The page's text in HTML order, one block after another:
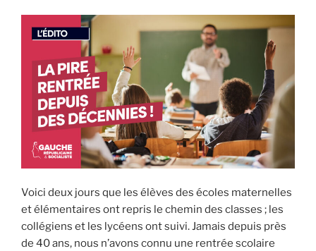
Voici deux jours que les élèves des écoles maternelles
et élémentaires ont repris le chemin des classes ; les
collégiens et les lycéens ont suivi. Jamais depuis près
de 40 ans, nous n’avons connu une rentrée scolaire